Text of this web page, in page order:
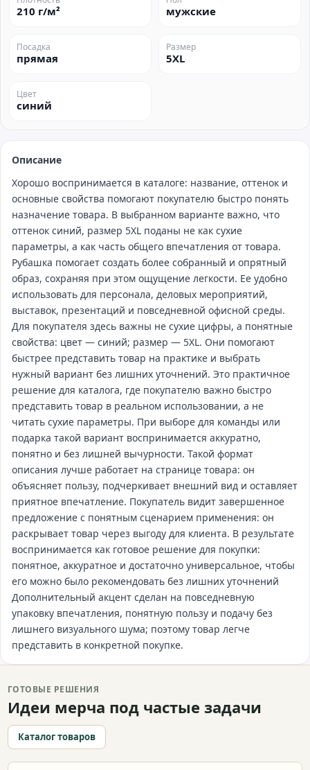
210 г/м² мужские
Посадка
прямая
Размер
5XL
Цвет
синий
Описание
Хорошо воспринимается в каталоге: название, оттенок и
основные свойства помогают покупателю быстро понять
назначение товара. В выбранном варианте важно, что
оттенок синий, размер 5XL поданы не как сухие
параметры, а как часть общего впечатления от товара.
Рубашка помогает создать более собранный и опрятный
образ, сохраняя при этом ощущение легкости. Ее удобно
использовать для персонала, деловых мероприятий,
выставок, презентаций и повседневной офисной среды.
Для покупателя здесь важны не сухие цифры, а понятные
свойства: цвет — синий; размер — 5XL. Они помогают
быстрее представить товар на практике и выбрать
нужный вариант без лишних уточнений. Это практичное
решение для каталога, где покупателю важно быстро
представить товар в реальном использовании, а не
читать сухие параметры. При выборе для команды или
подарка такой вариант воспринимается аккуратно,
понятно и без лишней вычурности. Такой формат
описания лучше работает на странице товара: он
объясняет пользу, подчеркивает внешний вид и оставляет
приятное впечатление. Покупатель видит завершенное
предложение с понятным сценарием применения: он
раскрывает товар через выгоду для клиента. В результате
воспринимается как готовое решение для покупки:
понятное, аккуратное и достаточно универсальное, чтобы
его можно было рекомендовать без лишних уточнений
Дополнительный акцент сделан на повседневную
упаковку впечатления, понятную пользу и подачу без
лишнего визуального шума; поэтому товар легче
представить в конкретной покупке.
ГОТОВЫЕ РЕШЕНИЯ
Идеи мерча под частые задачи
Каталог товаров